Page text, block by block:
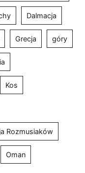
Dalmacja
Grecja góry
Kos
Rozmusiaków
Oman